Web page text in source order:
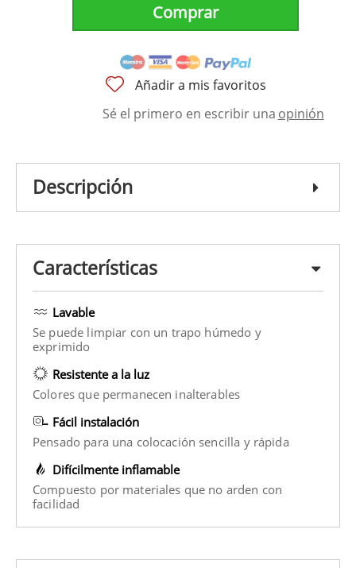
Comprar
Añadir a mis favoritos
Sé el primero en escribir una opinión
Descripción
Características
Lavable
Se puede limpiar con un trapo húmedo y
exprimido
Resistente a la luz
Colores que permanecen inalterables
Fácil instalación
Pensado para una colocación sencilla y rápida
Difícilmente inflamable
Compuesto por materiales que no arden con
facilidad